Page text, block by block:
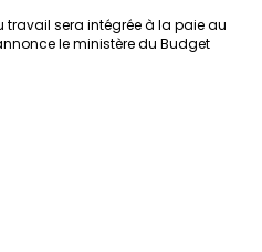
travail sera intégrée à la paie au
le ministère du Budget